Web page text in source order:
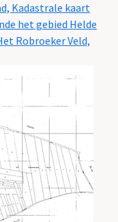
Kadastrale kaart
het gebied Helde
Robroeker Veld,